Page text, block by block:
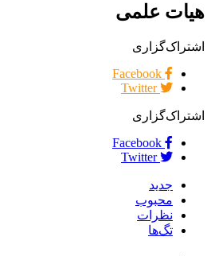
هیات علمی
اشتراک‌گزاری
Facebook
Twitter
اشتراک‌گزاری
Facebook
Twitter
جدید
محبوب
نظرات
تگ‌ها